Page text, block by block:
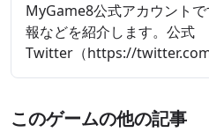
MyGame8公式アカウント
報などを紹介します。公式
Twitter（https://
このゲームの他の記事